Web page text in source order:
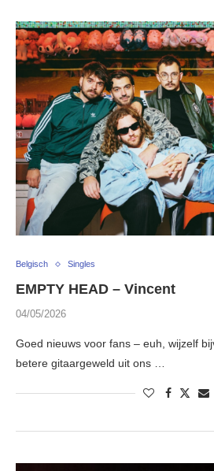
Belgisch Singles
EMPTY HEAD – Vincent
04/05/2026
Goed nieuws voor fans – euh, wijzelf
betere gitaargeweld uit ons …